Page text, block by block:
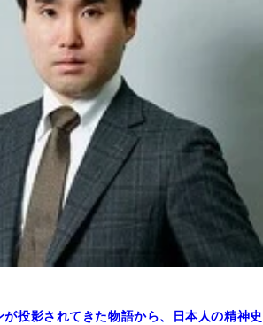
が投影されてきた物語から、日本人の精神史